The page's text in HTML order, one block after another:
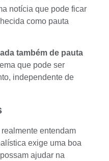
notícia que pode ficar
como pauta
também de pauta
que pode ser
independente de
entendam
exige uma boa
ajudar na